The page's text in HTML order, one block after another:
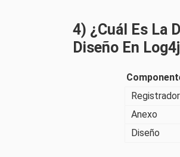
4) ¿Cuál Es La
Diseño En
Registrador
Anexo
Diseño